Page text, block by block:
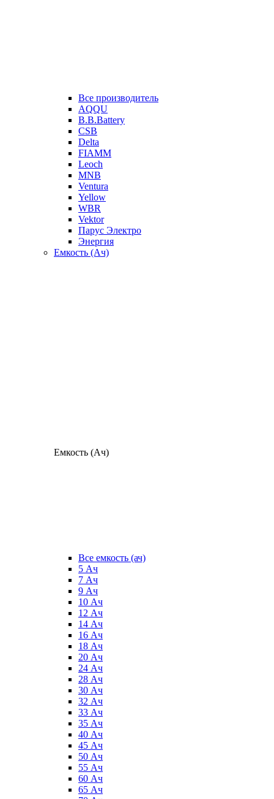
Все производитель
AQQU
B.B.Battery
CSB
Delta
FIAMM
Leoch
MNB
Ventura
Yellow
WBR
Vektor
Парус Электро
Энергия
Емкость (Ач)
Емкость (Ач)
Все емкость (ач)
5 Ач
7 Ач
9 Ач
10 Ач
12 Ач
14 Ач
16 Ач
18 Ач
20 Ач
24 Ач
28 Ач
30 Ач
32 Ач
33 Ач
35 Ач
40 Ач
45 Ач
50 Ач
55 Ач
60 Ач
65 Ач